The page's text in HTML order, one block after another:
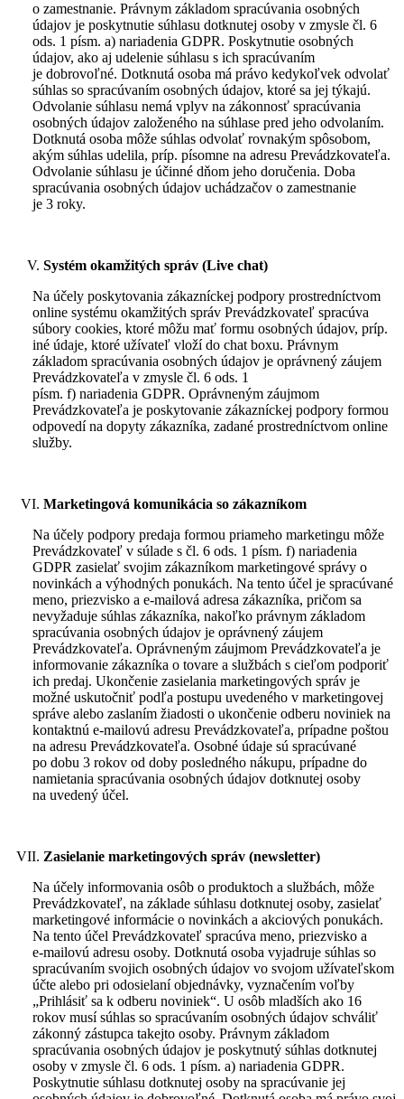
o zamestnanie. Právnym základom spracúvania osobných
údajov je poskytnutie súhlasu dotknutej osoby v zmysle čl. 6
ods. 1 písm. a) nariadenia GDPR. Poskytnutie osobných
údajov, ako aj udelenie súhlasu s ich spracúvaním
je dobrovoľné. Dotknutá osoba má právo kedykoľvek odvolať
súhlas so spracúvaním osobných údajov, ktoré sa jej týkajú.
Odvolanie súhlasu nemá vplyv na zákonnosť spracúvania
osobných údajov založeného na súhlase pred jeho odvolaním.
Dotknutá osoba môže súhlas odvolať rovnakým spôsobom,
akým súhlas udelila, príp. písomne na adresu Prevádzkovateľa.
Odvolanie súhlasu je účinné dňom jeho doručenia. Doba
spracúvania osobných údajov uchádzačov o zamestnanie
je 3 roky.
Systém okamžitých správ (Live chat)
Na účely poskytovania zákazníckej podpory prostredníctvom
online systému okamžitých správ Prevádzkovateľ spracúva
súbory cookies, ktoré môžu mať formu osobných údajov, príp.
iné údaje, ktoré užívateľ vloží do chat boxu. Právnym
základom spracúvania osobných údajov je oprávnený záujem
Prevádzkovateľa v zmysle čl. 6 ods. 1
písm. f) nariadenia GDPR. Oprávneným záujmom
Prevádzkovateľa je poskytovanie zákazníckej podpory formou
odpovedí na dopyty zákazníka, zadané prostredníctvom online
služby.
Marketingová komunikácia so zákazníkom
Na účely podpory predaja formou priameho marketingu môže
Prevádzkovateľ v súlade s čl. 6 ods. 1 písm. f) nariadenia
GDPR zasielať svojim zákazníkom marketingové správy o
novinkách a výhodných ponukách. Na tento účel je spracúvané
meno, priezvisko a e-mailová adresa zákazníka, pričom sa
nevyžaduje súhlas zákazníka, nakoľko právnym základom
spracúvania osobných údajov je oprávnený záujem
Prevádzkovateľa. Oprávneným záujmom Prevádzkovateľa je
informovanie zákazníka o tovare a službách s cieľom podporiť
ich predaj. Ukončenie zasielania marketingových správ je
možné uskutočniť podľa postupu uvedeného v marketingovej
správe alebo zaslaním žiadosti o ukončenie odberu noviniek na
kontaktnú e‑mailovú adresu Prevádzkovateľa, prípadne poštou
na adresu Prevádzkovateľa. Osobné údaje sú spracúvané
po dobu 3 rokov od doby posledného nákupu, prípadne do
namietania spracúvania osobných údajov dotknutej osoby
na uvedený účel.
Zasielanie marketingových správ (newsletter)
Na účely informovania osôb o produktoch a službách, môže
Prevádzkovateľ, na základe súhlasu dotknutej osoby, zasielať
marketingové informácie o novinkách a akciových ponukách.
Na tento účel Prevádzkovateľ spracúva meno, priezvisko a
e‑mailovú adresu osoby. Dotknutá osoba vyjadruje súhlas so
spracúvaním svojich osobných údajov vo svojom užívateľskom
účte alebo pri odosielaní objednávky, vyznačením voľby
„Prihlásiť sa k odberu noviniek“. U osôb mladších ako 16
rokov musí súhlas so spracúvaním osobných údajov schváliť
zákonný zástupca takejto osoby. Právnym základom
spracúvania osobných údajov je poskytnutý súhlas dotknutej
osoby v zmysle čl. 6 ods. 1 písm. a) nariadenia GDPR.
Poskytnutie súhlasu dotknutej osoby na spracúvanie jej